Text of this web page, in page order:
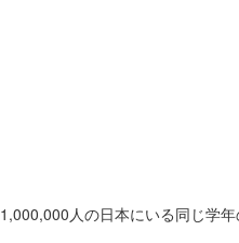
1,000,000人の日本にいる同じ学